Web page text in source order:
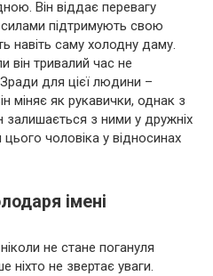
Він віддає перевагу
силами підтримують свою
навіть саму холодну даму.
він тривалий час не
для цієї людини –
міняє як рукавички, однак з
залишається з ними у дружніх
чоловіка у відносинах
імені
не стане погануля
ніхто не звертає уваги.